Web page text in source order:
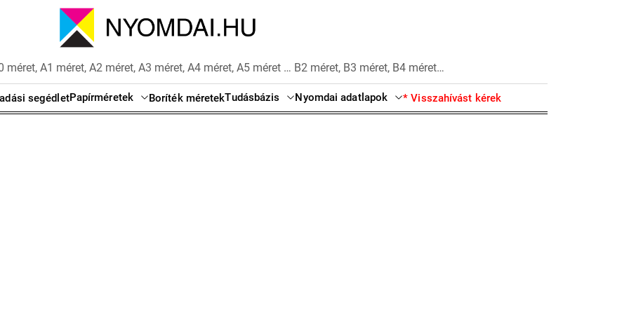
méret, A1 méret, A2 méret, A3 méret, A4 méret, A5 méret … B2 méret, B3 méret, B4 méret…
segédletPapírméretek Boríték méretekTudásbázis Nyomdai adatlapok * Visszahívást kérek